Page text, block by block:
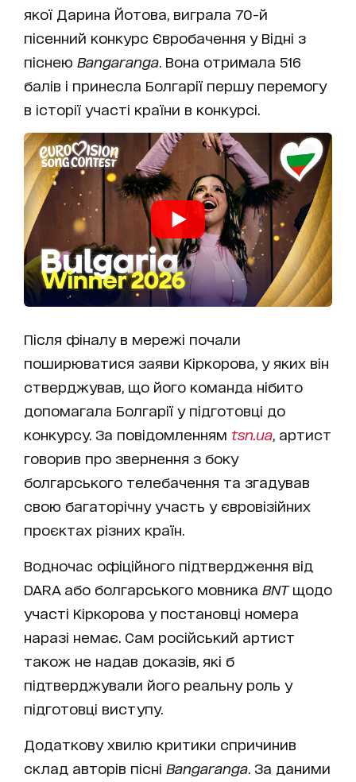
якої Дарина Йотова, виграла 70-й
пісенний конкурс Євробачення у Відні з
піснею Bangaranga . Вона отримала 516
балів і принесла Болгарії першу перемогу
в історії участі країни в конкурсі.
Після фіналу в мережі почали
поширюватися заяви Кіркорова, у яких він
стверджував, що його команда нібито
допомагала Болгарії у підготовці до
конкурсу. За повідомленням tsn.ua , артист
говорив про звернення з боку
болгарського телебачення та згадував
свою багаторічну участь у євровізійних
проєктах різних країн.
Водночас офіційного підтвердження від
DARA або болгарського мовника BNTщодо
участі Кіркорова у постановці номера
наразі немає. Сам російський артист
також не надав доказів, які б
підтверджували його реальну роль у
підготовці виступу.
Додаткову хвилю критики спричинив
склад авторів пісні Bangaranga . За даними